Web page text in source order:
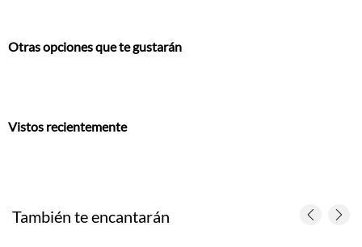
Otras opciones que te gustarán
Vistos recientemente
También te encantarán